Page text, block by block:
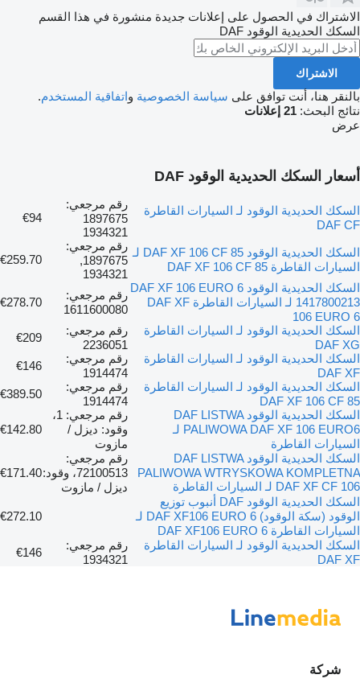
الاشتراك في الحصول على إعلانات جديدة منشورة في هذا القسم
السكك الحديدية الوقود DAF
الاشتراك
بالنقر هنا، أنت توافق على سياسة الخصوصية واتفاقية المستخدم.
نتائج البحث: 21 إعلانات
عرض
أسعار السكك الحديدية الوقود DAF
السكك الحديدية الوقود لـ السيارات القاطرة
DAF CF
رقم مرجعي:
1897675
1934321
€94
السكك الحديدية الوقود DAF XF 106 CF 85 لـ
السيارات القاطرة DAF XF 106 CF 85
رقم مرجعي:
1897675,
1934321
€259.70
السكك الحديدية الوقود DAF XF 106 EURO 6
1417800213 لـ السيارات القاطرة DAF XF
106 EURO 6
رقم مرجعي:
1611600080
€278.70
السكك الحديدية الوقود لـ السيارات القاطرة
DAF XG
رقم مرجعي:
2236051
€209
السكك الحديدية الوقود لـ السيارات القاطرة
DAF XF
رقم مرجعي:
1914474
€146
السكك الحديدية الوقود لـ السيارات القاطرة
DAF XF 106 CF 85
رقم مرجعي:
1914474
€389.50
السكك الحديدية الوقود DAF LISTWA
PALIWOWA DAF XF 106 EURO6 لـ
السيارات القاطرة
رقم مرجعي: 1،
وقود: ديزل /
مازوت
€142.80
السكك الحديدية الوقود DAF LISTWA
PALIWOWA WTRYSKOWA KOMPLETNA
DAF XF CF 106 لـ السيارات القاطرة
رقم مرجعي:
72100513، وقود:
ديزل / مازوت
€171.40
السكك الحديدية الوقود DAF أنبوب توزيع
الوقود (سكة الوقود) DAF XF106 EURO 6 لـ
السيارات القاطرة DAF XF106 EURO 6
€272.10
السكك الحديدية الوقود لـ السيارات القاطرة
DAF XF
رقم مرجعي:
1934321
€146
شركة